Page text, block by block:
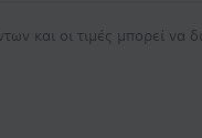
και οι τιμές μπορεί να